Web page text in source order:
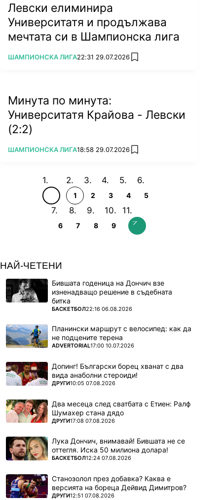
Левски елиминира
Университатя и продължава
мечтата си в Шампионска лига
ПОВЕЧЕ ОТ
ШАМПИОНСКА ЛИГА22:31 29.07.2026 add favorites
Минута по минута:
Университатя Крайова - Левски
(2:2)
ПОВЕЧЕ ОТ
ШАМПИОНСКА ЛИГА18:58 29.07.2026 add favorites
1 2 3 4 5
6 7 8 9
НАЙ-ЧЕТЕНИ
Бившата годеница на Дончич взе
изненадващо решение в съдебната
битка
ПОВЕЧЕ ОТ
БАСКЕТБОЛ22:16 06.08.2026
Планински маршрут с велосипед: как да
не подцените терена
ПОВЕЧЕ ОТ
ADVERTORIAL17:00 10.07.2026
Допинг! Български борец хванат с два
вида анаболни стероиди!
ПОВЕЧЕ ОТ
ДРУГИ10:05 07.08.2026
Два месеца след сватбата с Етиен: Ралф
Шумахер стана дядо
ПОВЕЧЕ ОТ
ДРУГИ17:08 07.08.2026
Лука Дончич, внимавай! Бившата не се
оттегля. Иска 50 милиона долара!
ПОВЕЧЕ ОТ
БАСКЕТБОЛ12:24 07.08.2026
Станозолол през добавка? Каква е
версията на бореца Дейвид Димитров?
ПОВЕЧЕ ОТ
ДРУГИ12:51 07.08.2026